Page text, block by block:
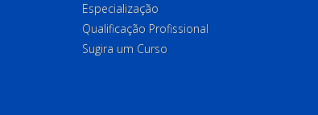
Especialização
Qualificação Profissional
Sugira um Curso